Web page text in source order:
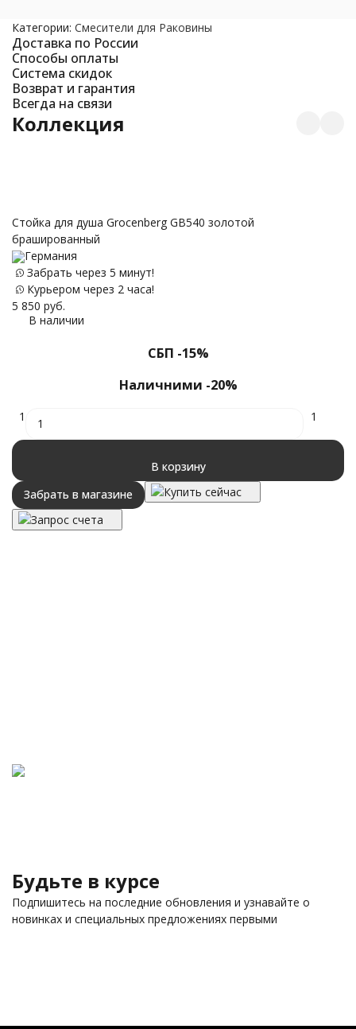
Категории: Смесители для Раковины
Доставка по России
Способы оплаты
Система скидок
Возврат и гарантия
Всегда на связи
Коллекция
Стойка для душа Grocenberg GB540 золотой
брашированный
Германия
Забрать через 5 минут!
Курьером через 2 часа!
5 850 руб.
В наличии
СБП -15%
Наличними -20%
1 1
В корзину
Забрать в магазине
Купить сейчас
Запрос счета
Будьте в курсе
Подпишитесь на последние обновления и узнавайте о
новинках и специальных предложениях первыми